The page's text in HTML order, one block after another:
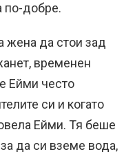
по-добре.
жена да стои зад
временен
Ейми често
си и когато
Ейми. Тя беше
да си вземе вода,